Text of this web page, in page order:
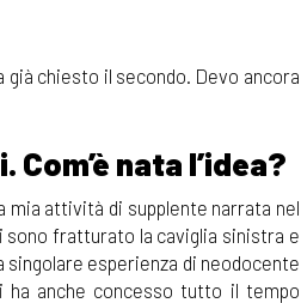
già chiesto il secondo. Devo ancora
Com’è nata l’idea?
mia attività di supplente narrata nel
sono fratturato la caviglia sinistra e
singolare esperienza di neodocente
anche concesso tutto il tempo